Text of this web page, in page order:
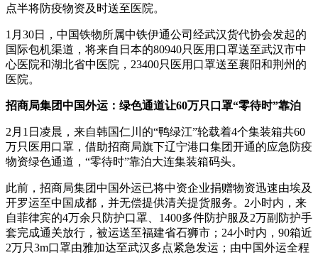
点半将防疫物资及时送至医院。
1月30日，中国铁物所属中铁伊通公司经武汉货代协会发起的
国际包机渠道，将来自日本的80940只医用口罩送至武汉市中
心医院和湖北省中医院，23400只医用口罩送至襄阳和荆州的
医院。
招商局集团中国外运：绿色通道让60万只口罩“零待时”靠泊
2月1日凌晨，来自韩国仁川的“鸭绿江”轮载着4个集装箱共60
万只医用口罩，借助招商局旗下辽宁港口集团开通的应急防疫
物资绿色通道，“零待时”靠泊大连集装箱码头。
此前，招商局集团中国外运已将中资企业捐赠物资迅速由埃及
开罗运至中国成都，并无偿提供清关提货服务。2小时内，来
自菲律宾的4万余只防护口罩、1400多件防护服及2万副防护手
套完成通关放行，被运送至福建省石狮市；24小时内，90箱近
2万只3m口罩由雅加达至武汉多点紧急发运；由中国外运全程